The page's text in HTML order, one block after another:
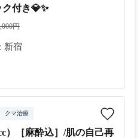
付き💎✨
円
新宿
クマ治療
）［麻酔込］/肌の自己再